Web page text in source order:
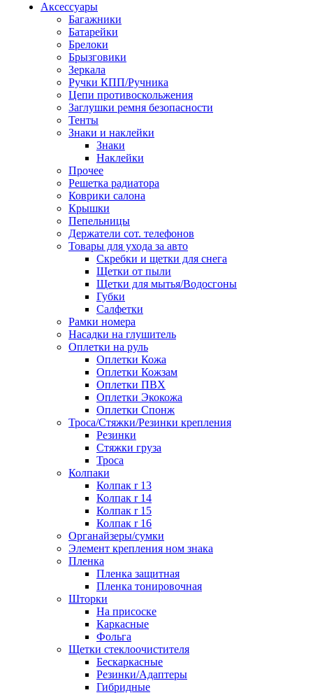
Аксессуары
Багажники
Батарейки
Брелоки
Брызговики
Зеркала
Ручки КПП/Ручника
Цепи противоскольжения
Заглушки ремня безопасности
Тенты
Знаки и наклейки
Знаки
Наклейки
Прочее
Решетка радиатора
Коврики салона
Крышки
Пепельницы
Держатели сот. телефонов
Товары для ухода за авто
Скребки и щетки для снега
Щетки от пыли
Щетки для мытья/Водосгоны
Губки
Салфетки
Рамки номера
Насадки на глушитель
Оплетки на руль
Оплетки Кожа
Оплетки Кожзам
Оплетки ПВХ
Оплетки Экокожа
Оплетки Спонж
Троса/Стяжки/Резинки крепления
Резинки
Стяжки груза
Троса
Колпаки
Колпак r 13
Колпак r 14
Колпак r 15
Колпак r 16
Органайзеры/сумки
Элемент крепления ном знака
Пленка
Пленка защитная
Пленка тонировочная
Шторки
На присоске
Каркасные
Фольга
Щетки стеклоочистителя
Бескаркасные
Резинки/Адаптеры
Гибридные